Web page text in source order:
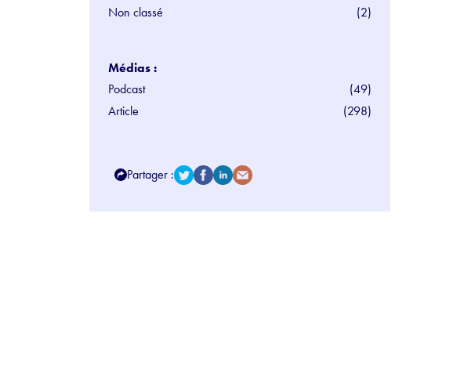
Non classé
(2)
Médias :
Podcast
(49)
Article
(298)
Partager :